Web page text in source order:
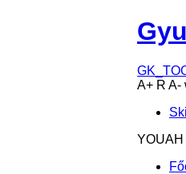
A+ R A-
YOUAH